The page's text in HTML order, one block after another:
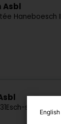
Asbl
Haneboesch II
Esch-sur- English